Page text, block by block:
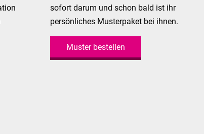
sofort darum und schon bald ist ihr
persönliches Musterpaket bei ihnen.
Muster bestellen